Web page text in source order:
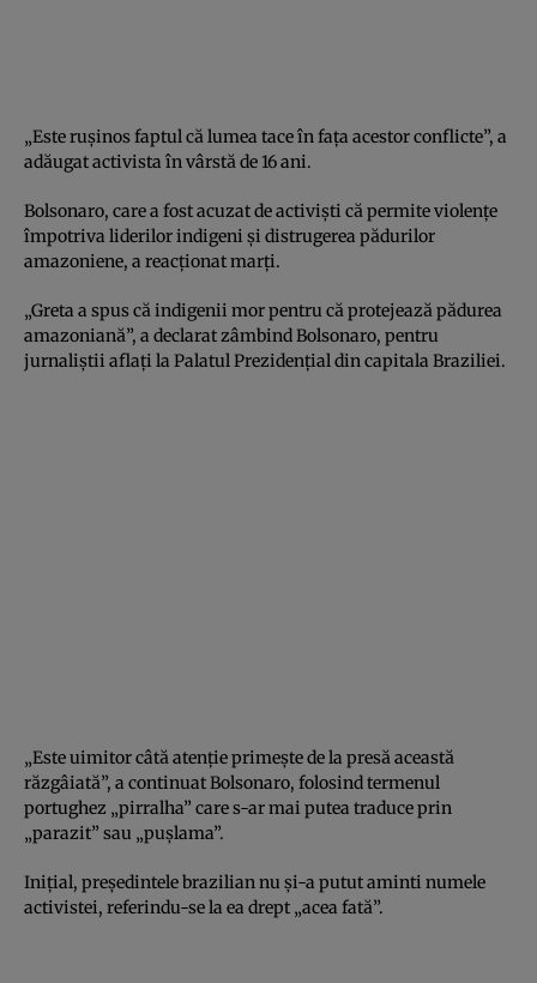
„Este ruşinos faptul că lumea tace în faţa acestor conflicte”, a
adăugat activista în vârstă de 16 ani.
Bolsonaro, care a fost acuzat de activişti că permite violenţe
împotriva liderilor indigeni şi distrugerea pădurilor
amazoniene, a reacţionat marţi.
„Greta a spus că indigenii mor pentru că protejează pădurea
amazoniană”, a declarat zâmbind Bolsonaro, pentru
jurnaliştii aflaţi la Palatul Prezidenţial din capitala Braziliei.
„Este uimitor câtă atenţie primeşte de la presă această
răzgâiată”, a continuat Bolsonaro, folosind termenul
portughez „pirralha” care s-ar mai putea traduce prin
„parazit” sau „puşlama”.
Iniţial, preşedintele brazilian nu şi-a putut aminti numele
activistei, referindu-se la ea drept „acea fată”.